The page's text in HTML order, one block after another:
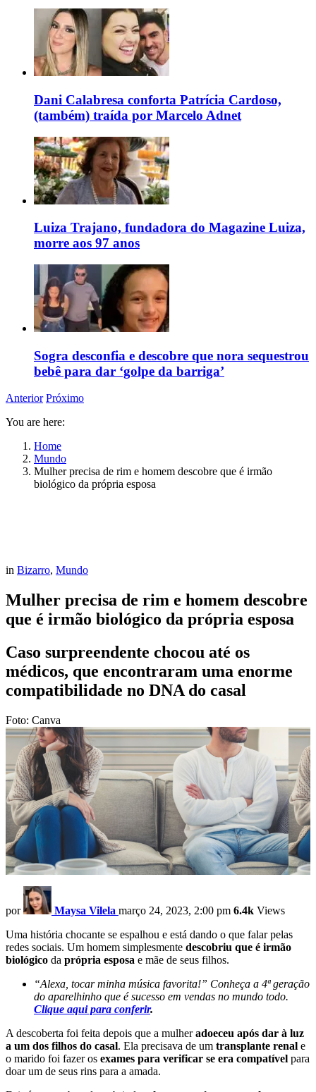
Dani Calabresa conforta Patrícia Cardoso,
(também) traída por Marcelo Adnet
Luiza Trajano, fundadora do Magazine Luiza,
morre aos 97 anos
Sogra desconfia e descobre que nora sequestrou
bebê para dar ‘golpe da barriga’
Anterior Próximo
You are here:
Home
Mundo
Mulher precisa de rim e homem descobre que é irmão
biológico da própria esposa
in Bizarro, Mundo
Mulher precisa de rim e homem descobre
que é irmão biológico da própria esposa
Caso surpreendente chocou até os
médicos, que encontraram uma enorme
compatibilidade no DNA do casal
Foto: Canva
por Maysa Vilela março 24, 2023, 2:00 pm 6.4k Views
Uma história chocante se espalhou e está dando o que falar pelas
redes sociais. Um homem simplesmente descobriu que é irmão
biológico da própria esposa e mãe de seus filhos.
“Alexa, tocar minha música favorita!” Conheça a 4ª geração
do aparelhinho que é sucesso em vendas no mundo todo.
Clique aqui para conferir.
A descoberta foi feita depois que a mulheradoeceu após dar à luz
a um dos filhos do casal. Ela precisava de um transplante renal e
o marido foi fazer os exames para verificar se era compatível para
doar um de seus rins para a amada.